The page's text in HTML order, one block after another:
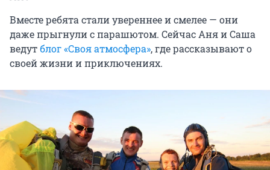
Вместе ребята стали увереннее и смелее — они
даже прыгнули с парашютом. Сейчас Аня и Саша
ведутблог «Своя атмосфера», где рассказывают о
своей жизни и приключениях.